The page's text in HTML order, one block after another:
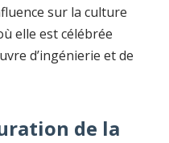
sur la culture
elle est célébrée
d’ingénierie et de
de la